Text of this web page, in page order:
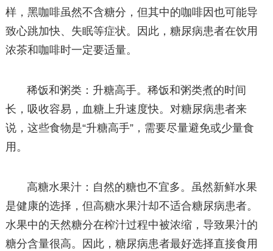
样，黑咖啡虽然不含糖分，但其中的咖啡因也可能导
致心跳加快、失眠等症状。因此，糖尿病患者在饮用
浓茶和咖啡时一定要适量。
稀饭和粥类：升糖高手。稀饭和粥类煮的时间
长，吸收容易，血糖上升速度快。对糖尿病患者来
说，这些食物是“升糖高手”，需要尽量避免或少量食
用。
高糖水果汁：自然的糖也不宜多。虽然新鲜水果
是健康的选择，但高糖水果汁却不适合糖尿病患者。
水果中的天然糖分在榨汁过程中被浓缩，导致果汁的
糖分含量很高。因此，糖尿病患者最好选择直接食用